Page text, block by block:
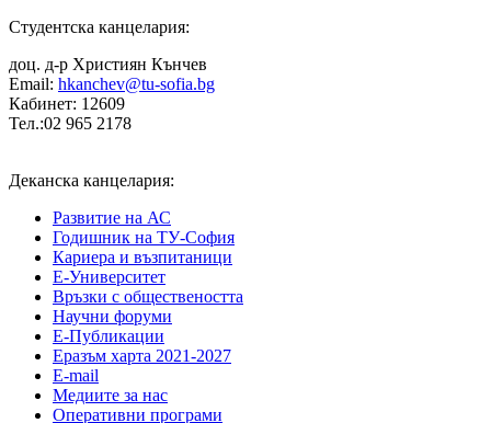
Студентска канцелария:
доц. д-р Християн Кънчев
Email: hkanchev@tu-sofia.bg
Кабинет: 12609
Тел.:02 965 2178
Деканска канцелария:
Развитие на АС
Годишник на ТУ-София
Кариера и възпитаници
Е-Университет
Връзки с обществеността
Научни форуми
Е-Публикации
Еразъм харта 2021-2027
E-mail
Медиите за нас
Оперативни програми